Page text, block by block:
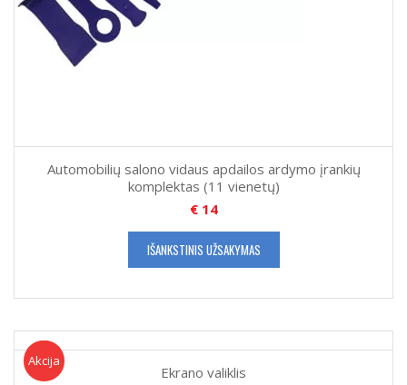
Automobilių salono vidaus apdailos ardymo įrankių
komplektas (11 vienetų)
€14
IŠANKSTINIS UŽSAKYMAS
Akcija
Akcija!
Ekrano valiklis